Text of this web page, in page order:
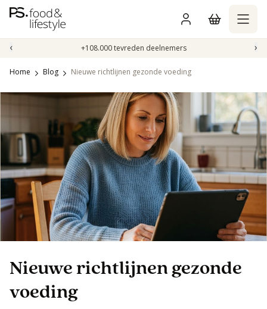
Naar
inhoud
‹ +108.000 tevreden deelnemers ›
Home Blog Nieuwe richtlijnen gezonde voeding
Nieuwe richtlijnen gezonde
voeding